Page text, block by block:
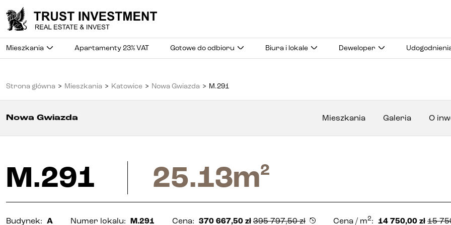
Mieszkania Apartamenty 23% VAT Gotowe do odbioru Biura i lokale Deweloper
Strona główna > Mieszkania > Katowice > Nowa Gwiazda > M.291
Nowa Gwiazda Mieszkania Galeria O
M.291 25.13m2
Budynek: A Numer lokalu: M.291 Cena: 370 667,50 zł 395 797,50zł Cena / m2: 14 750,00 zł 15